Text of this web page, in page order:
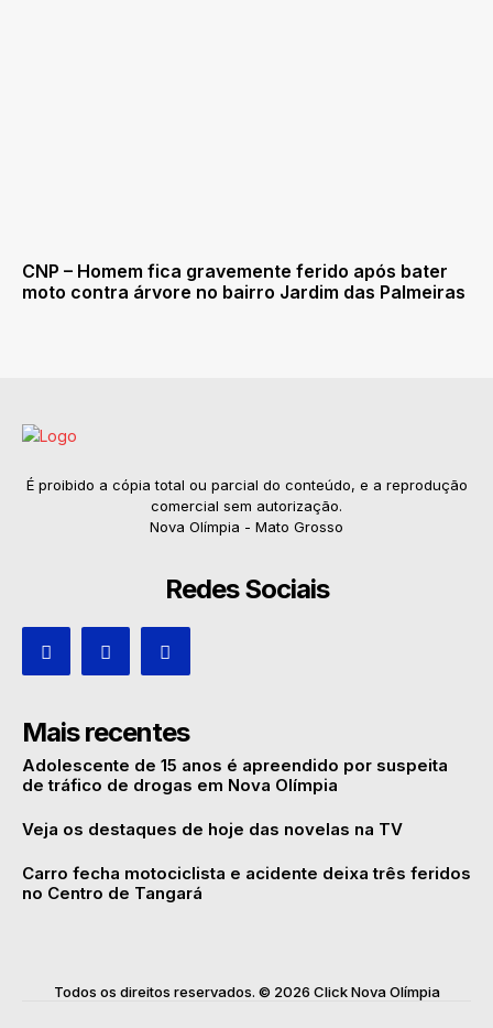
CNP – Homem fica gravemente ferido após bater
moto contra árvore no bairro Jardim das Palmeiras
É proibido a cópia total ou parcial do conteúdo, e a reprodução
comercial sem autorização.
Nova Olímpia - Mato Grosso
Redes Sociais
Mais recentes
Adolescente de 15 anos é apreendido por suspeita
de tráfico de drogas em Nova Olímpia
Veja os destaques de hoje das novelas na TV
Carro fecha motociclista e acidente deixa três feridos
no Centro de Tangará
Todos os direitos reservados. © 2026 Click Nova Olímpia